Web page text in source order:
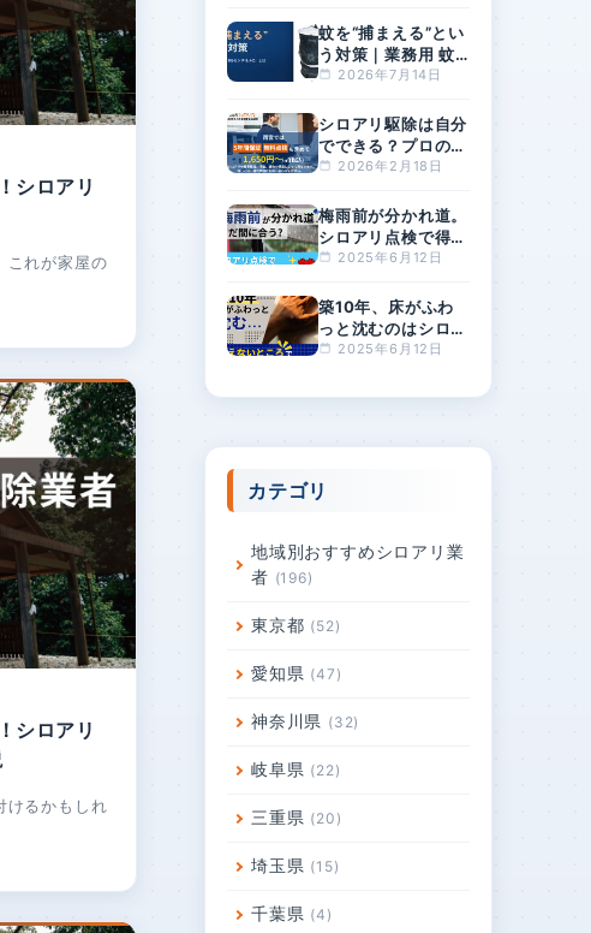
シロアリ
これが家屋の
シロアリ
けるかもしれ
蚊を“捕まえる”とい
う対策｜業務用 蚊
捕獲器「BGセンチ
2026年7月14日
シロアリ駆除は自分
でできる？プロの駆
除費用の相場は？料
クが高まる理由
2026年2月18日
梅雨前が分かれ道。
シロアリ点検で得す
る人・損する人の差
2025年6月12日
築10年、床がふわ
っと沈むのはシロア
リ？原因と対策を徹
2025年6月12日
カテゴリ
地域別おすすめシロアリ業
者
196
東京都 52
愛知県 47
神奈川県 32
岐阜県 22
三重県 20
埼玉県 15
千葉県 4